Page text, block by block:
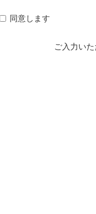
同意します
ご入力い